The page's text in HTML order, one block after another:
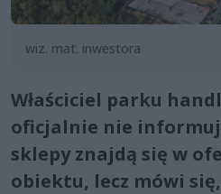
wiz. mat. inwestora
Właściciel parku
oficjalnie nie
sklepy znajdą się w
obiektu, lecz mówi